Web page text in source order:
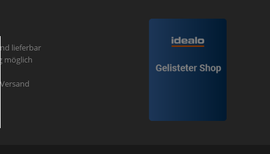
lieferbar
möglich